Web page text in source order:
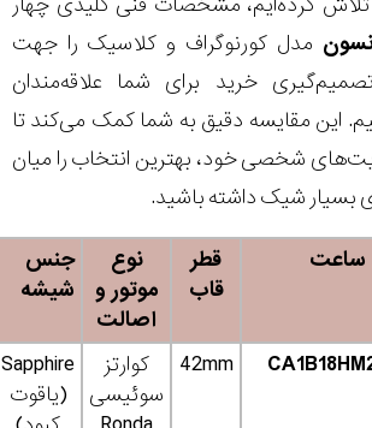
مدل کورنوگراف و کلاسیک را جهت
خرید برای شما علاقه‌مندان
این مقایسه دقیق به شما کمک می‌کند تا
شخصی خود، بهترین انتخاب را میان
بسیار شیک داشته باشید.
ساعت
قطر
قاب
نوع
موتور و
اصالت
جنس
شیشه
42mm
کوارتز
سوئیسی
Sapphire
(یاقوت